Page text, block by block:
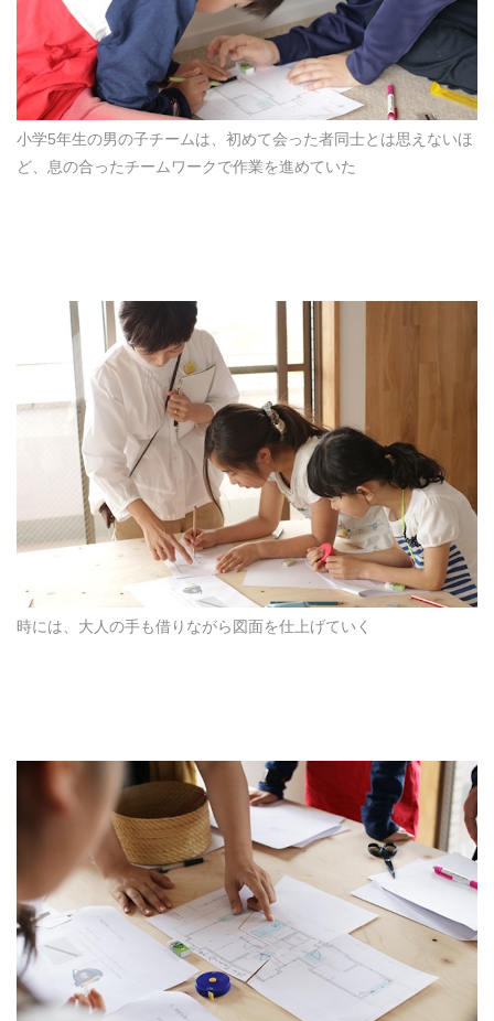
小学5年生の男の子チームは、初めて会った者同士とは思えないほ
ど、息の合ったチームワークで作業を進めていた
時には、大人の手も借りながら図面を仕上げていく